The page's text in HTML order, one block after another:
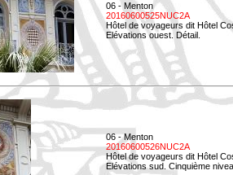
06 - Menton
20160600525NUC2A
Hôtel de voyageurs dit Hôtel
Elévations ouest. Détail.
06 - Menton
20160600526NUC2A
Hôtel de voyageurs dit Hôtel
Elévations sud. Cinquième